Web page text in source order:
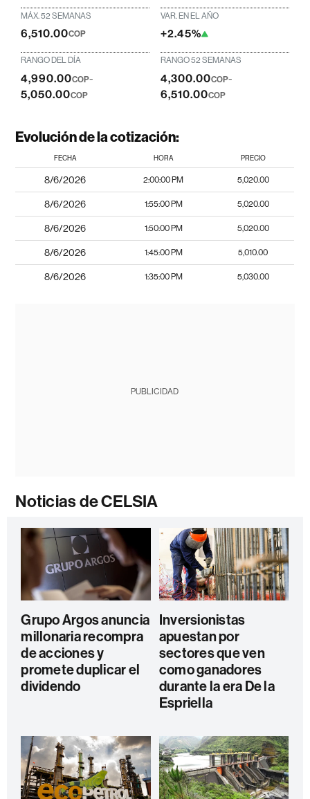
MÁX. 52 SEMANAS
6,510.00COP
VAR. EN EL AÑO
+2.45%
RANGO DEL DÍA
4,990.00COP-
5,050.00COP
RANGO 52 SEMANAS
4,300.00COP-
6,510.00COP
Evolución de la cotización:
FECHA HORA PRECIO
8/6/2026 2:00:00 PM 5,020.00
8/6/2026 1:55:00 PM 5,020.00
8/6/2026 1:50:00 PM 5,020.00
8/6/2026 1:45:00 PM 5,010.00
8/6/2026 1:35:00 PM 5,030.00
PUBLICIDAD
Noticias de CELSIA
Grupo Argos anuncia
millonaria recompra
de acciones y
promete duplicar el
dividendo
Inversionistas
apuestan por
sectores que ven
como ganadores
durante la era De la
Espriella